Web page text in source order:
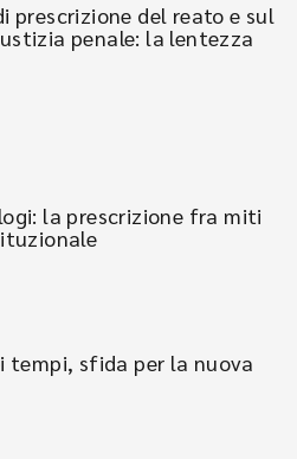
del reato e sul
penale: la lentezza
la prescrizione fra miti
tempi, sfida per la nuova